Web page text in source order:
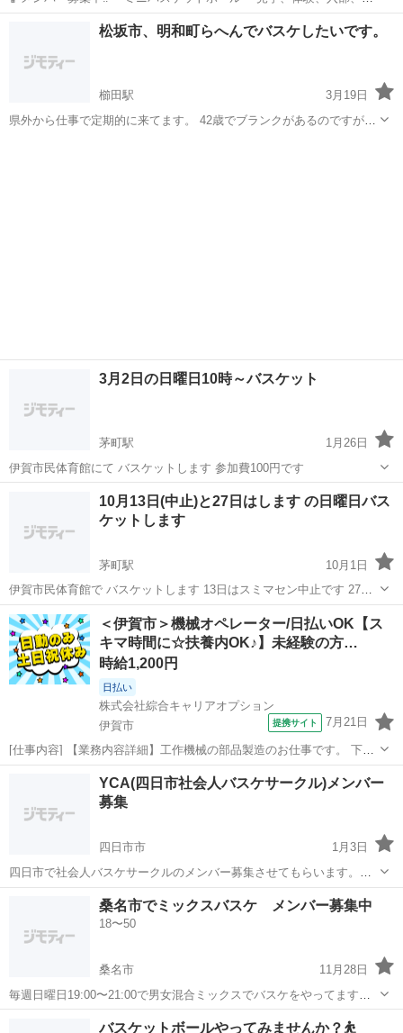
心者大歓迎 ※お気軽に一度ご連絡をどうぞ！ ◾️性別▶︎男女 ◾️練習日▶︎
水曜日 木曜日 土曜日 【平日16:30〜19:30or17:00〜19:45...
河芸駅 バスケットボール
松坂市、明和町らへんでバスケしたいです。
櫛田駅
3月19日
県外から仕事で定期的に来てます。 42歳でブランクがあるのですが、
3月2日の日曜日10時～バスケット
茅町駅
1月26日
伊賀市民体育館にて バスケットします 参加費100円です
茅町駅 バスケットボール バスケット
10月13日(中止)と27日はします の日曜日バス
ケットします
茅町駅
10月1日
伊賀市民体育館で バスケットします 13日はスミマセン中止です 27日
の日曜日です 時間は14時～16時 参加費は100円です
三重 伊賀市 茅町駅 バスケットボール バスケット
＜伊賀市＞機械オペレーター/日払いOK【ス
キマ時間に☆扶養内OK♪】未経験の方…
時給1,200円
日払い
株式会社綜合キャリアオプション
伊賀市
提携サイト 7月21日
[仕事内容] 【業務内容詳細】工作機械の部品製造のお仕事です。 下記
業務をお任せいたします。 (1)コーティング炉のメンテナンス前後処理
補助。 炉の操作等は社員さんがしていただけます。 (2)研磨機でのバ
リ取り。 エアガンで...
工場
YCA(四日市社会人バスケサークル)メンバー
募集
四日市市
1月3日
四日市で社会人バスケサークルのメンバー募集させてもらいます。
2023.9.25より募集のためまだまだメンバー集まっていませんが、メン
バーが固まってしまって入りにくいとかはないのでいいかと思いま
す。 レベルは体育レベル〜中級...
四日市市 バスケットボール
桑名市でミックスバスケ メンバー募集中
18〜50
桑名市
11月28日
毎週日曜日19:00〜21:00で男女混合ミックスでバスケをやってます。
年2回程大会も開催したり、皆んなで飲み会をしたりしています。年
バスケットボール
バスケットボールやってみませんか？⛹️